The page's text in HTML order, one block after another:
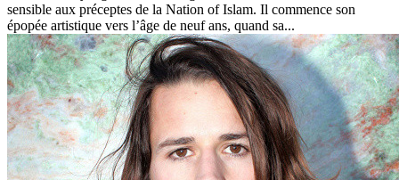
sensible aux préceptes de la Nation of Islam. Il commence son
épopée artistique vers l’âge de neuf ans, quand sa...